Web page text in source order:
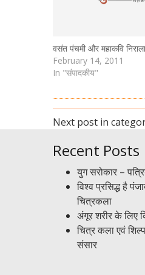
वसंत पंचमी और महाकवि निराला
February 14, 2011
In "संपादकीय"
Next post in
Recent Posts
युग सरोकार –
विश्व प्रसिद्ध है
चित्रकला
अंगूर शरीर के लिए
चित्र कला एवं
संसार